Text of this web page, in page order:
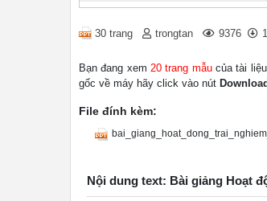
30 trang trongtan 9376
Bạn đang xem 20 trang mẫucủa tài liệu
gốc về máy hãy click vào nút Download
File đính kèm:
Nội dung text: Bài giảng Hoạt